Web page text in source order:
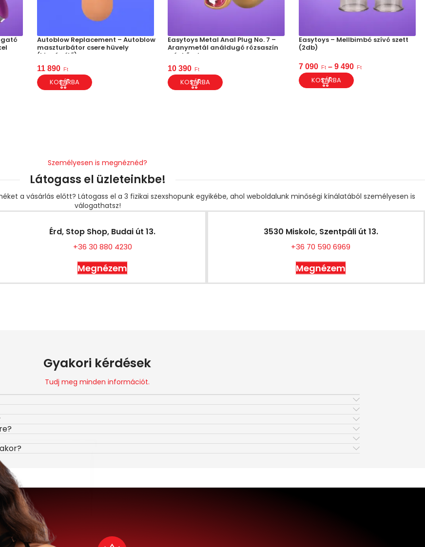
Autoblow Replacement – Autoblow
maszturbátor csere hüvely
(kiegészítő)
11 890 Ft
KOSÁRBA
Easytoys Metal Anal Plug No. 7 –
Aranymetál análdugó rózsaszín
szív kővel
10 390 Ft
KOSÁRBA
Easytoys – Mellbimbó szívó szett
(2db)
7 090 Ft – 9 490 Ft
KOSÁRBA
Személyesen is megnéznéd?
Látogass el üzleteinkbe!
a vásárlás előtt? Látogass el a 3 fizikai szexshopunk egyikébe, ahol weboldalunk minőségi kínálatából személyesen is
válogathatsz!
Érd, Stop Shop, Budai út 13.
+36 30 880 4230
Megnézem
3530 Miskolc, Szentpáli út 13.
+36 70 590 6969
Megnézem
Gyakori kérdések
Tudj meg minden információt.